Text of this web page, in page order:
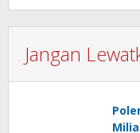
Jangan